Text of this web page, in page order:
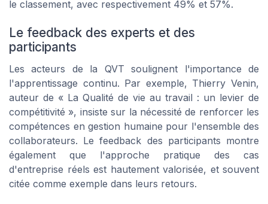
le classement, avec respectivement 49% et 57%.
Le feedback des experts et des
participants
Les acteurs de la QVT soulignent l'importance de
l'apprentissage continu. Par exemple, Thierry Venin,
auteur de « La Qualité de vie au travail : un levier de
compétitivité », insiste sur la nécessité de renforcer les
compétences en gestion humaine pour l'ensemble des
collaborateurs. Le feedback des participants montre
également que l'approche pratique des cas
d'entreprise réels est hautement valorisée, et souvent
citée comme exemple dans leurs retours.